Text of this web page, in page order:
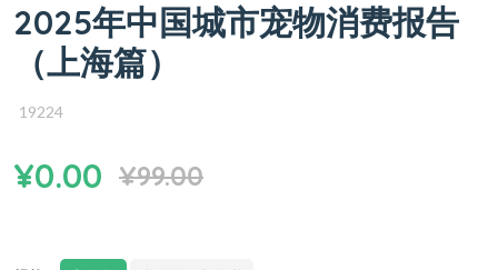
2025年中国城市宠物消费报告
（上海篇）
19224
¥0.00 ¥99.00